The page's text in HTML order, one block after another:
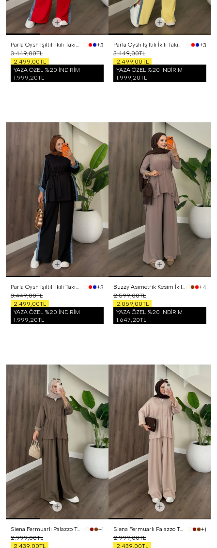
Parla Oysh Işıltılı İkili Takım Kırmızı
+3
3.449,00TL
2.499,00TL
YAZA ÖZEL %20 İNDİRİM
1.999,20TL
Parla Oysh Işıltılı İkili Takım Sarı
+3
3.449,00TL
2.499,00TL
YAZA ÖZEL %20 İNDİRİM
1.999,20TL
Parla Oysh Işıltılı İkili Takım Siyah
+3
3.449,00TL
2.499,00TL
YAZA ÖZEL %20 İNDİRİM
1.999,20TL
Buzzy Asımetrik Kesim İkili Takım Vizon
+4
2.599,00TL
2.059,00TL
YAZA ÖZEL %20 İNDİRİM
1.647,20TL
Siena Fermuarlı Palazzo Takım Haki
+1
2.999,00TL
2.439,00TL
Siena Fermuarlı Palazzo Takım Bej
+1
2.999,00TL
2.439,00TL